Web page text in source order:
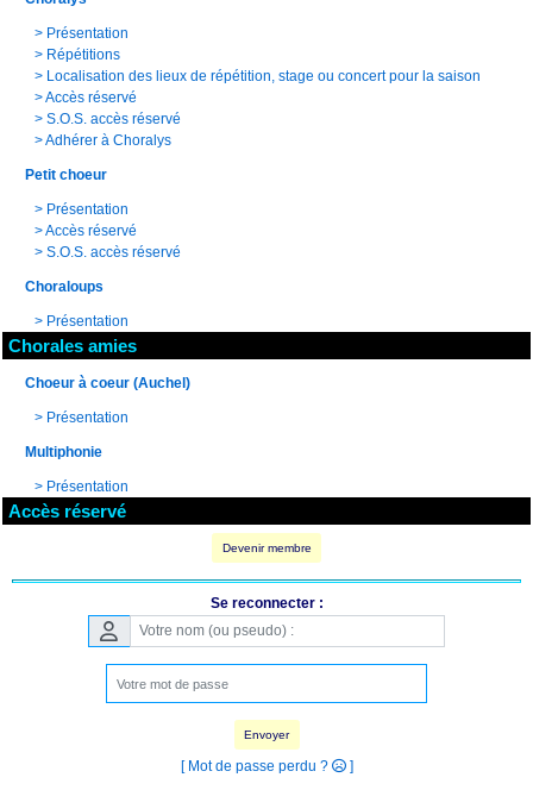
> Présentation
> Répétitions
> Localisation des lieux de répétition, stage ou concert pour la saison
>Accès réservé
> S.O.S. accès réservé
>Adhérer à Choralys
Petit choeur
> Présentation
>Accès réservé
> S.O.S. accès réservé
Choraloups
> Présentation
Chorales amies
Choeur à coeur (Auchel)
> Présentation
Multiphonie
> Présentation
Accès réservé
Devenir membre
Se reconnecter :
Envoyer
[ Mot de passe perdu ? ]